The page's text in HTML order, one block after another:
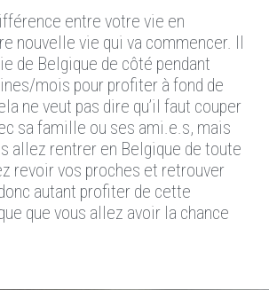
entre votre vie en
nouvelle vie qui va commencer. Il
de Belgique de côté pendant
mois pour profiter à fond de
ne veut pas dire qu’il faut couper
sa famille ou ses ami.e.s, mais
allez rentrer en Belgique de toute
revoir vos proches et retrouver
autant profiter de cette
que vous allez avoir la chance